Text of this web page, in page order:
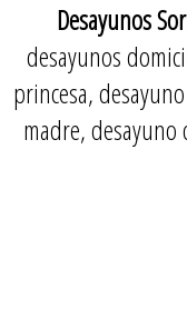
Desayunos
desayunos
princesa,
madre,